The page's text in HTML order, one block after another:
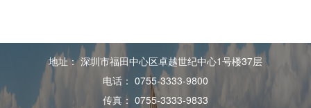
地址： 深圳市福田中心区卓越世纪中心1号楼37层
电话： 0755-3333-9800
传真： 0755-3333-9833